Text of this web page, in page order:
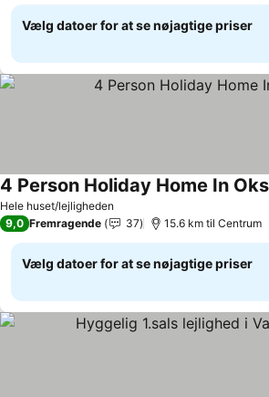
Vælg datoer for at se nøjagtige priser
Hele huset/lejligheden
4 Person Holiday Home In
9,0 Fremragende 37 15.6 km til Centrum
Vælg datoer for at se nøjagtige priser